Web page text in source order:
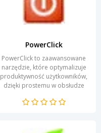
PowerClick
PowerClick to zaawansowane
narzędzie, które optymalizuje
produktywność użytkowników,
dzięki prostemu w obsłudze
funkcjonalnym...